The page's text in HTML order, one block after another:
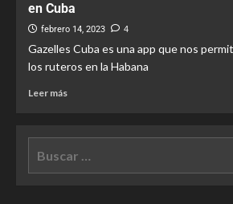
en Cuba
febrero 14, 2023 4
Gazelles Cuba es una app que nos
los ruteros en la Habana
Leer más